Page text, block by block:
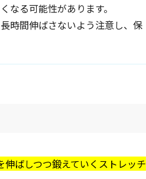
なる可能性があります。
時間伸ばさないよう注意し、保
ばしつつ鍛えていくストレッチ